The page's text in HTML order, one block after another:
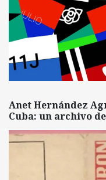
Anet Hernández
Cuba: un archivo